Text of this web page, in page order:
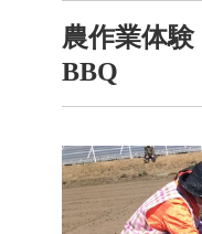
農作業体
BBQ